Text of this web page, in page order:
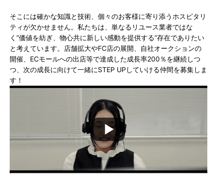
そこには確かな知識と技術、個々のお客様に寄り添うホスピタリ
ティが欠かせません。私たちは、単なるリユース業者ではな
く”価値を紡ぎ、物心共に新しい感動を提供する”存在でありたい
と考えています。店舗拡大やFC店の展開、自社オークションの
開催、ECモールへの出店等で達成した成長率200％を継続しつ
つ、次の成長に向けて一緒にSTEP UPしていける仲間を募集しま
す！